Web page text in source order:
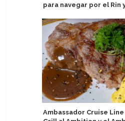
para navegar por el Rin
Ambassador Cruise